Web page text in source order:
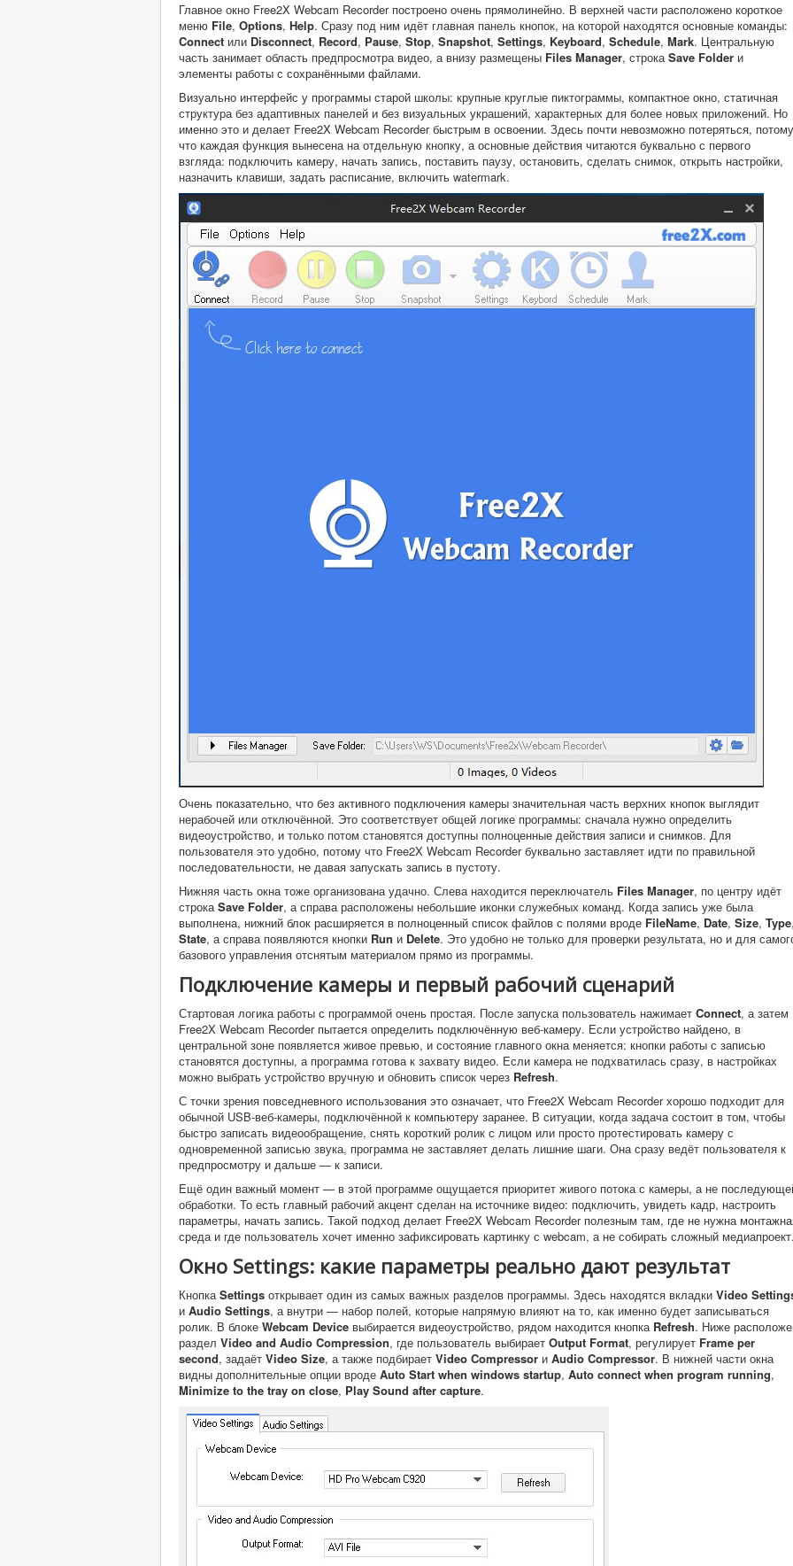
Главное окно Free2X Webcam Recorder построено очень прямолинейно. В верхней части расположено короткое
меню File, Options, Help. Сразу под ним идёт главная панель кнопок, на которой находятся основные команды:
Connect или Disconnect, Record, Pause, Stop, Snapshot, Settings, Keyboard, Schedule, Mark. Центральную
часть занимает область предпросмотра видео, а внизу размещены Files Manager, строкаSave Folder и
элементы работы с сохранёнными файлами.
Визуально интерфейс у программы старой школы: крупные круглые пиктограммы, компактное окно, статичная
структура без адаптивных панелей и без визуальных украшений, характерных для более новых приложений. Но
именно это и делает Free2X Webcam Recorder быстрым в освоении. Здесь почти невозможно потеряться, потому
что каждая функция вынесена на отдельную кнопку, а основные действия читаются буквально с первого
взгляда: подключить камеру, начать запись, поставить паузу, остановить, сделать снимок, открыть настройки,
назначить клавиши, задать расписание, включить watermark.
Очень показательно, что без активного подключения камеры значительная часть верхних кнопок выглядит
нерабочей или отключённой. Это соответствует общей логике программы: сначала нужно определить
видеоустройство, и только потом становятся доступны полноценные действия записи и снимков. Для
пользователя это удобно, потому что Free2X Webcam Recorder буквально заставляет идти по правильной
последовательности, не давая запускать запись в пустоту.
Нижняя часть окна тоже организована удачно. Слева находится переключатель Files Manager, по центру идёт
строкаSave Folder, а справа расположены небольшие иконки служебных команд. Когда запись уже была
выполнена, нижний блок расширяется в полноценный список файлов с полями вроде FileName, Date, Size, Type
State, а справа появляются кнопки Run и Delete. Это удобно не только для проверки результата, но и для
базового управления отснятым материалом прямо из программы.
Подключение камеры и первый рабочий сценарий
Стартовая логика работы с программой очень простая. После запуска пользователь нажимает Connect, а затем
Free2X Webcam Recorder пытается определить подключённую веб-камеру. Если устройство найдено, в
центральной зоне появляется живое превью, и состояние главного окна меняется: кнопки работы с записью
становятся доступны, а программа готова к захвату видео. Если камера не подхватилась сразу, в настройках
можно выбрать устройство вручную и обновить список через Refresh.
С точки зрения повседневного использования это означает, что Free2X Webcam Recorder хорошо подходит для
обычной USB-веб-камеры, подключённой к компьютеру заранее. В ситуации, когда задача состоит в том, чтобы
быстро записать видеообращение, снять короткий ролик с лицом или просто протестировать камеру с
одновременной записью звука, программа не заставляет делать лишние шаги. Она сразу ведёт пользователя к
предпросмотру и дальше — к записи.
Ещё один важный момент — в этой программе ощущается приоритет живого потока с камеры, а не
обработки. То есть главный рабочий акцент сделан на источнике видео: подключить, увидеть кадр, настроить
параметры, начать запись. Такой подход делает Free2X Webcam Recorder полезным там, где не нужна
среда и где пользователь хочет именно зафиксировать картинку с webcam, а не собирать сложный
Окно Settings: какие параметры реально дают результат
КнопкаSettings открывает один из самых важных разделов программы. Здесь находятся вкладки Video
и Audio Settings, а внутри — набор полей, которые напрямую влияют на то, как именно будет записываться
ролик. В блоке Webcam Device выбирается видеоустройство, рядом находится кнопка Refresh. Ниже
раздел Video and Audio Compression, где пользователь выбирает Output Format, регулирует Frame per
second, задаёт Video Size, а также подбирает Video Compressor и Audio Compressor. В нижней части окна
видны дополнительные опции вроде Auto Start when windows startup, Auto connect when program running,
Minimize to the tray on close, Play Sound after capture.